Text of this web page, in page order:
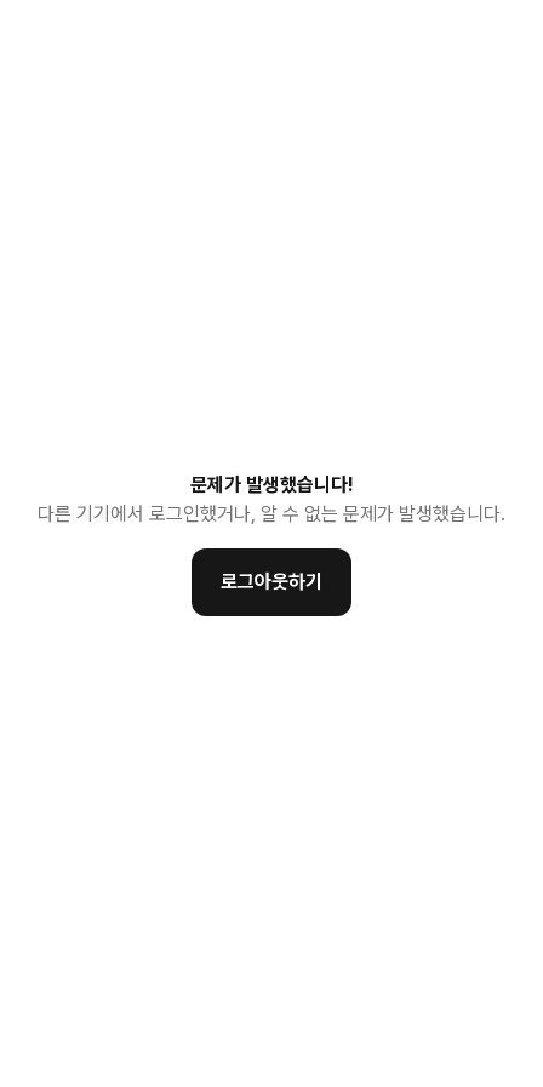
문제가 발생했습니다!
다른 기기에서 로그인했거나, 알 수 없는 문제가 발생했습니다.
로그아웃하기